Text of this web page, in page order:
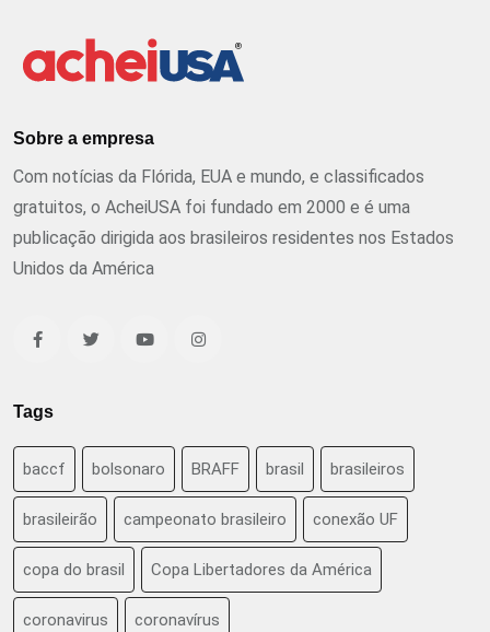
Sobre a empresa
Com notícias da Flórida, EUA e mundo, e classificados
gratuitos, o AcheiUSA foi fundado em 2000 e é uma
publicação dirigida aos brasileiros residentes nos Estados
Unidos da América
Tags
baccf bolsonaro BRAFF brasil brasileiros
brasileirão campeonato brasileiro conexão UF
copa do brasil Copa Libertadores da América
coronavirus coronavírus